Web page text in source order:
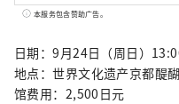
158个国家和
日本各地的
济社会之间
满光彩的美
本服务包含赞助广告。
日期：9月24日（周日）
地点：世界文化遗产京都醍
馆费用：2,500日元